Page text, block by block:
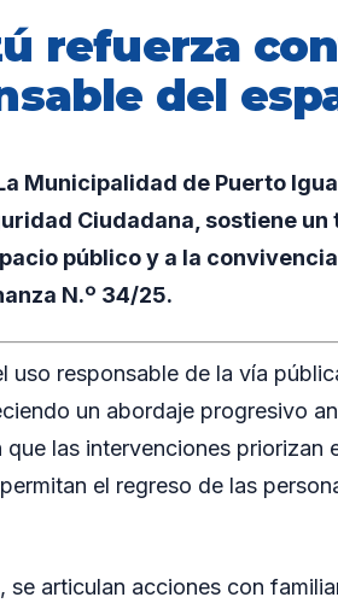
refuerza
del
Municipalidad de Puerto
Ciudadana, sostiene
público y a la
N.º 34/25.
uso responsable de la vía
un abordaje progresivo
las intervenciones priorizan
el regreso de las
se articulan acciones con